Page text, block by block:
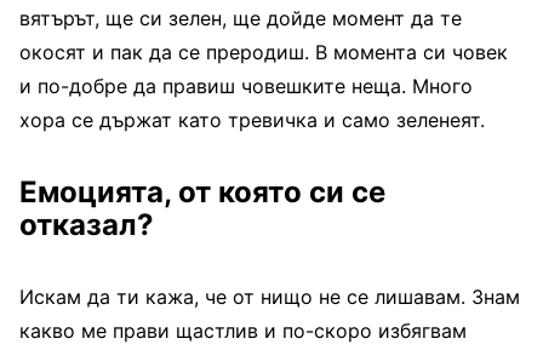
вятърът, ще си зелен, ще дойде момент да те
окосят и пак да се преродиш. В момента си човек
и по-добре да правиш човешките неща. Много
хора се държат като тревичка и само зеленеят.
Емоцията, от която си се
отказал?
Искам да ти кажа, че от нищо не се лишавам. Знам
какво ме прави щастлив и по-скоро избягвам